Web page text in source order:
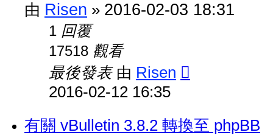
由 Risen » 2016-02-03 18:31
1 回覆
17518 觀看
最後發表 由 Risen
2016-02-12 16:35
有關 vBulletin 3.8.2 轉換至 phpBB